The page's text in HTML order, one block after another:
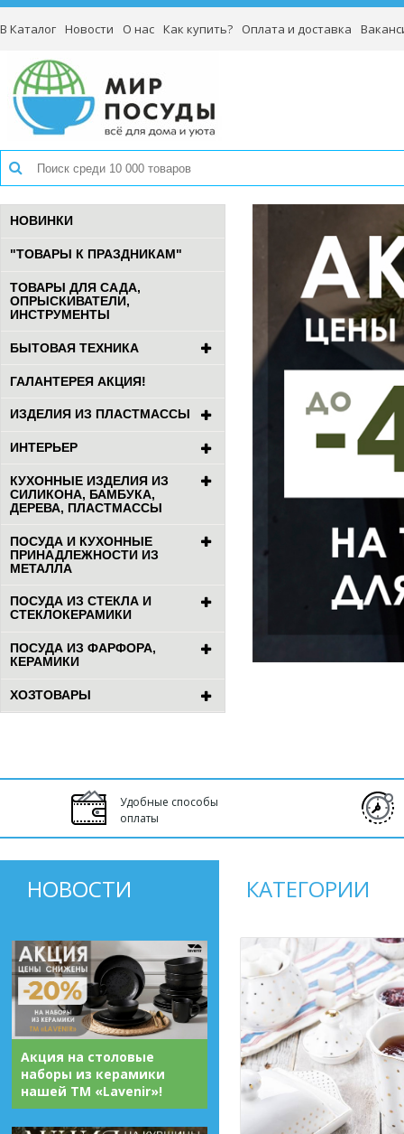
В Каталог Новости О нас Как купить? Оплата и доставка
НОВИНКИ
"ТОВАРЫ К ПРАЗДНИКАМ"
ТОВАРЫ ДЛЯ САДА,
ОПРЫСКИВАТЕЛИ,
ИНСТРУМЕНТЫ
БЫТОВАЯ ТЕХНИКА
ГАЛАНТЕРЕЯ АКЦИЯ!
ИЗДЕЛИЯ ИЗ ПЛАСТМАССЫ
ИНТЕРЬЕР
КУХОННЫЕ ИЗДЕЛИЯ ИЗ
СИЛИКОНА, БАМБУКА,
ДЕРЕВА, ПЛАСТМАССЫ
ПОСУДА И КУХОННЫЕ
ПРИНАДЛЕЖНОСТИ ИЗ
МЕТАЛЛА
ПОСУДА ИЗ СТЕКЛА И
СТЕКЛОКЕРАМИКИ
ПОСУДА ИЗ ФАРФОРА,
КЕРАМИКИ
ХОЗТОВАРЫ
Удобные способы
оплаты
НОВОСТИ
Акция на столовые
наборы из керамики
нашей ТМ «Lavenir»!
КАТЕГОРИИ